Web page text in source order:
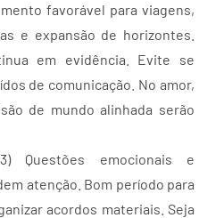
favorável para viagens,
e expansão de horizontes.
em evidência. Evite se
de comunicação. No amor,
de mundo alinhada serão
Questões emocionais e
atenção. Bom período para
acordos materiais. Seja